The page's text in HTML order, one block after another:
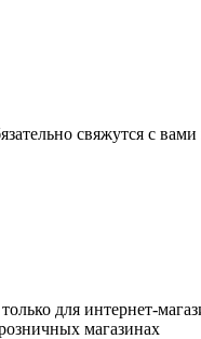
свяжутся с вами
для интернет-
магазинах